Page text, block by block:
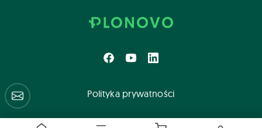
Polityka prywatności
Centrum pomocy